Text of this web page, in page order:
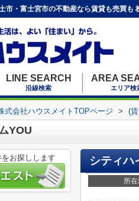
市・富士宮市の不動産なら賃貸も売買も
LINE SEARCH
沿線検索
AREA
エリア検
会社ハウスメイトTOPページ > (
YOU
シティハ
所
お探しします